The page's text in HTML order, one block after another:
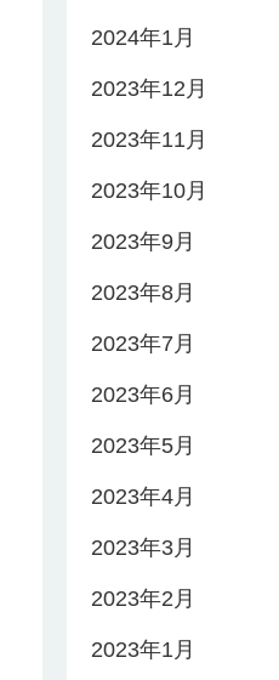
2024年1月
2023年12月
2023年11月
2023年10月
2023年9月
2023年8月
2023年7月
2023年6月
2023年5月
2023年4月
2023年3月
2023年2月
2023年1月